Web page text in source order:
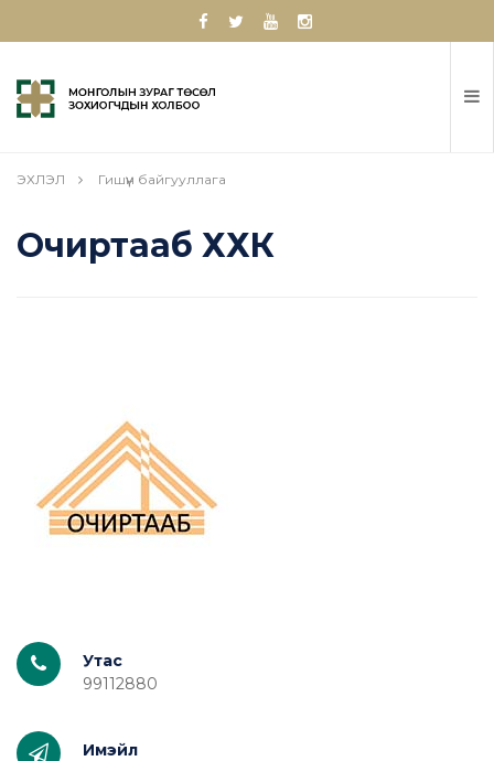
ЭХЛЭЛ Гишүүн байгууллага
Очиртааб ХХК
Утас
99112880
Имэйл